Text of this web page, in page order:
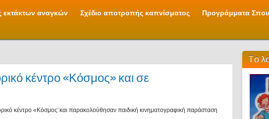
εκτάκτων αναγκών Σχέδιο αποτροπής καπνίσματος Προγράμματα
κέντρο «Κόσμος» και σε
κέντρο «Κόσμος¨και παρακολούθησαν παιδική κινηματογραφική παράσταση
Tο